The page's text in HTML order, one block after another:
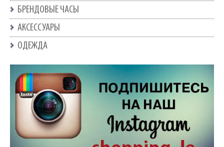
БРЕНДОВЫЕ ЧАСЫ
АКСЕССУАРЫ
ОДЕЖДА